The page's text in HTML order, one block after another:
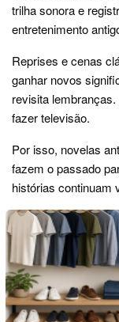
trilha sonora e
entretenimento
Reprises e cenas
ganhar novos
revisita
fazer televisão.
Por isso, novelas
fazem o passado
histórias continuam